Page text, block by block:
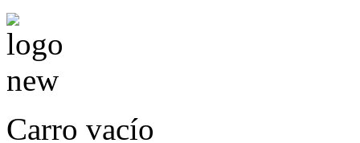
Carro vacío